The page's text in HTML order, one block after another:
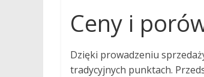
Ceny i
Dzięki prowadzeniu
tradycyjnych punktach.